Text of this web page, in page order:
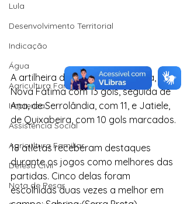
Lula
Desenvolvimento Territorial
Indicação
Água
Agricultura Familiar
Imprensa
Assistência Social
Agricultura Familiar
Defesa Civil
Nota de Pesar
A artilheira da competição é Lísia, de
Nova Fátima com 13 gols, seguida de
Ana, de Serrolândia, com 11, e Jatiele,
de Quixabeira, com 10 gols marcados.
18 atletas receberam destaques
durante os jogos como melhores das
partidas. Cinco delas foram
escolhidas duas vezes a melhor em